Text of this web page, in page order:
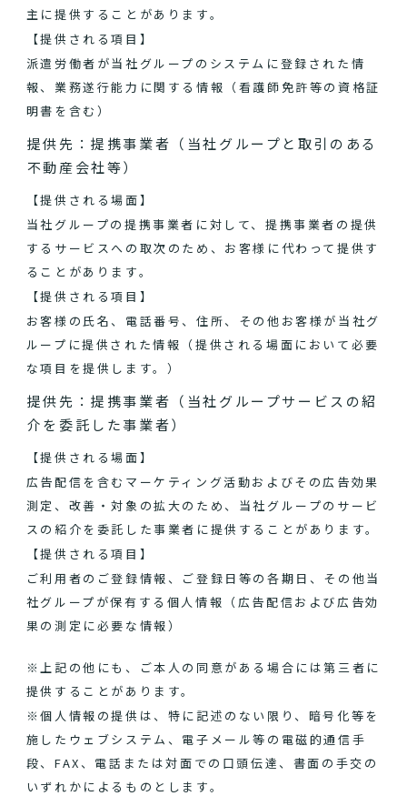
主に提供することがあります。
【提供される項目】
派遣労働者が当社グループのシステムに登録された情
報、業務遂行能力に関する情報（看護師免許等の資格証
明書を含む）
提供先：提携事業者（当社グループと取引のある
不動産会社等）
【提供される場面】
当社グループの提携事業者に対して、提携事業者の提供
するサービスへの取次のため、お客様に代わって提供す
ることがあります。
【提供される項目】
お客様の氏名、電話番号、住所、その他お客様が当社グ
ループに提供された情報（提供される場面において必要
な項目を提供します。）
提供先：提携事業者（当社グループサービスの紹
介を委託した事業者）
【提供される場面】
広告配信を含むマーケティング活動およびその広告効果
測定、改善・対象の拡大のため、当社グループのサービ
スの紹介を委託した事業者に提供することがあります。
【提供される項目】
ご利用者のご登録情報、ご登録日等の各期日、その他当
社グループが保有する個人情報（広告配信および広告効
果の測定に必要な情報）
※上記の他にも、ご本人の同意がある場合には第三者に
提供することがあります。
※個人情報の提供は、特に記述のない限り、暗号化等を
施したウェブシステム、電子メール等の電磁的通信手
段、FAX、電話または対面での口頭伝達、書面の手交の
いずれかによるものとします。